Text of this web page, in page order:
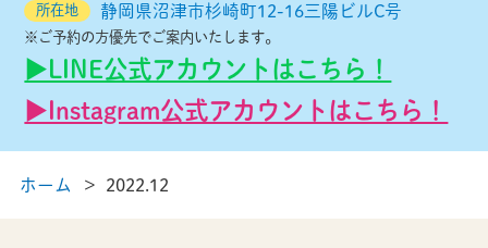
所在地 静岡県沼津市杉崎町12-16三陽ビルC号
※ご予約の方優先でご案内いたします。
▶︎LINE公式アカウントはこちら！
▶︎Instagram公式アカウントはこちら！
ホーム 2022.12